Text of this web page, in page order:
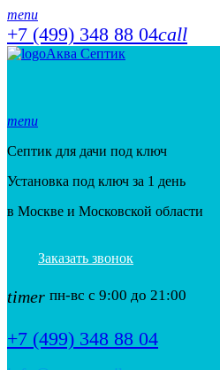
menu
+7 (499) 348 88 04call
Аква Септик
menu
Септик для дачи под ключ
Установка под ключ за 1 день
в Москве и Московской области
Заказать звонок
timer пн-вс с 9:00 до 21:00
+7 (499) 348 88 04